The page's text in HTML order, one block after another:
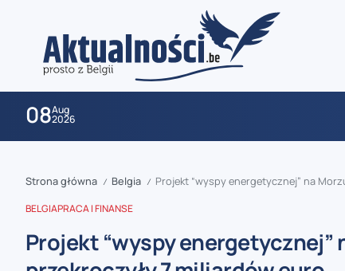
08Aug
2026
Strona główna / Belgia / Projekt “wyspy energetycznej” na
BELGIAPRACA I FINANSE
Projekt “wyspy energetycznej”